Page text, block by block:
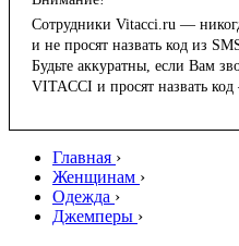
Сотрудники Vitacci.ru —
и не просят назвать код из
Будьте аккуратны, если Вам
VITACCI и просят назвать
Главная ›
Женщинам ›
Одежда ›
Джемперы ›